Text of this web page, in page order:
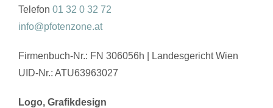
Telefon 01 32 0 32 72
info@pfotenzone.at
Firmenbuch-Nr.: FN 306056h | Landesgericht Wien
UID-Nr.: ATU63963027
Logo, Grafikdesign